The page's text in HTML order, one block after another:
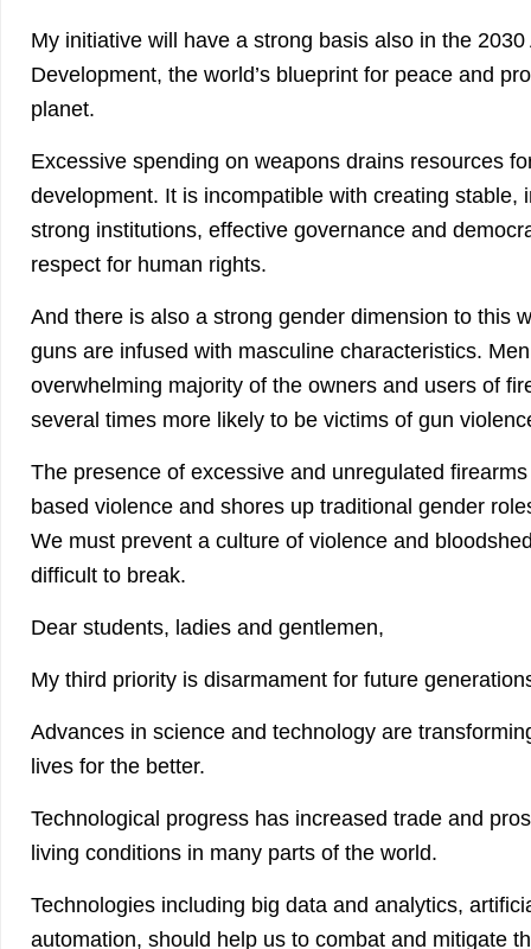
My initiative will have a strong basis also in the
Development, the world’s blueprint for peace and
planet.
Excessive spending on weapons drains resources
development. It is incompatible with creating stable,
strong institutions, effective governance and
respect for human rights.
And there is also a strong gender dimension to this
guns are infused with masculine characteristics.
overwhelming majority of the owners and users of
several times more likely to be victims of gun
The presence of excessive and unregulated
based violence and shores up traditional gender
We must prevent a culture of violence and
difficult to break.
Dear students, ladies and gentlemen,
My third priority is disarmament for future
Advances in science and technology are
lives for the better.
Technological progress has increased trade and
living conditions in many parts of the world.
Technologies including big data and analytics,
automation, should help us to combat and mitigate